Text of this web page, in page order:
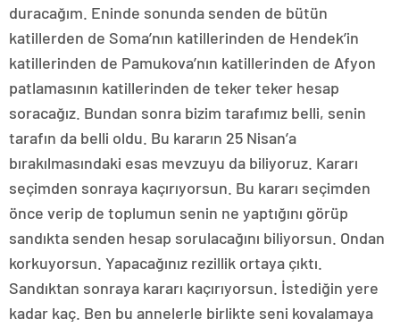
duracağım. Eninde sonunda senden de bütün
katillerden de Soma’nın katillerinden de Hendek’in
katillerinden de Pamukova’nın katillerinden de Afyon
patlamasının katillerinden de teker teker hesap
soracağız. Bundan sonra bizim tarafımız belli, senin
tarafın da belli oldu. Bu kararın 25 Nisan’a
bırakılmasındaki esas mevzuyu da biliyoruz. Kararı
seçimden sonraya kaçırıyorsun. Bu kararı seçimden
önce verip de toplumun senin ne yaptığını görüp
sandıkta senden hesap sorulacağını biliyorsun. Ondan
korkuyorsun. Yapacağınız rezillik ortaya çıktı.
Sandıktan sonraya kararı kaçırıyorsun. İstediğin yere
kadar kaç. Ben bu annelerle birlikte seni kovalamaya